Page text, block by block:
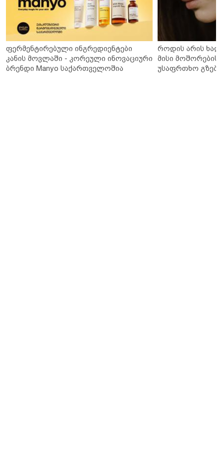
ფერმენტირებული ინგრედიენტები
კანის მოვლაში - კორეული ინოვაციური
ბრენდი Manyo საქართველოშია
როდის არის
მისი მოშორების
უსაფრთხო გზები